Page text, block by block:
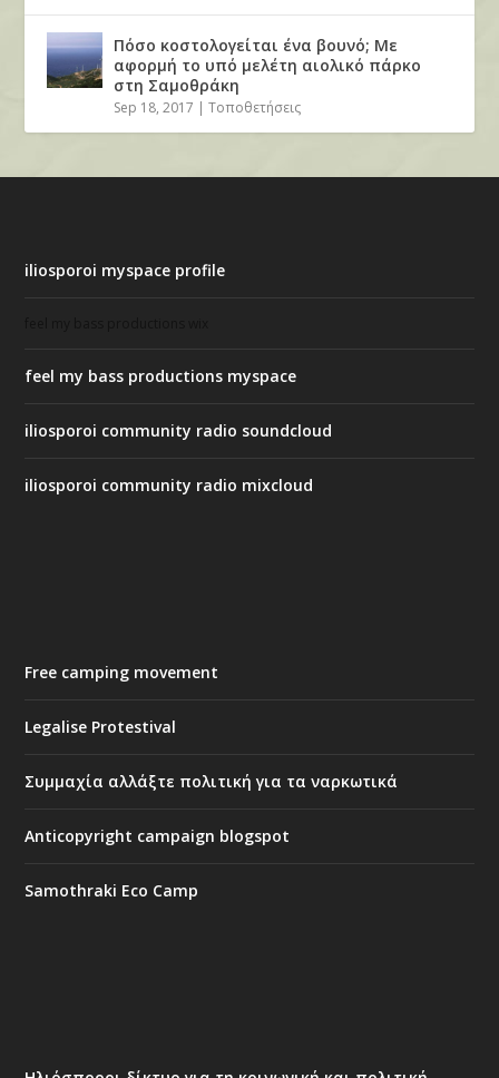
Πόσο κοστολογείται ένα βουνό; Με
αφορμή το υπό μελέτη αιολικό πάρκο
στη Σαμοθράκη
Sep 18, 2017 |Τοποθετήσεις
iliosporoi myspace profile
feel my bass productions myspace
iliosporoi community radio soundcloud
iliosporoi community radio mixcloud
Free camping movement
Legalise Protestival
Συμμαχία αλλάξτε πολιτική για τα ναρκωτικά
Anticopyright campaign blogspot
Samothraki Eco Camp